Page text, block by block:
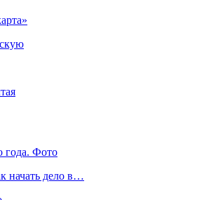
года. Фото
начать дело в…